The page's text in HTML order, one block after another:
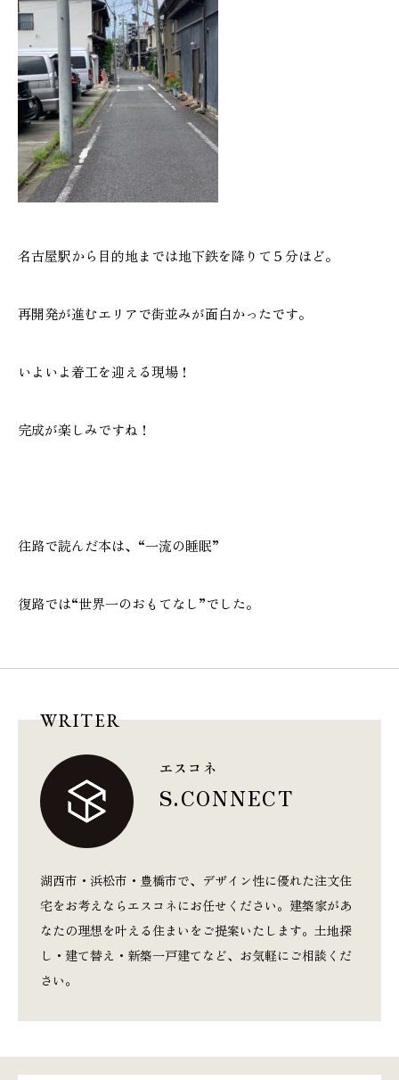
STAFF BLOG
スタッフブログ
COMPANY
会社情報
ACCESS MAP
アクセスマップ
本社
10:00〜19:00 水曜定休
名古屋駅から目的地までは地下鉄を降りて５分ほど。
再開発が進むエリアで街並みが面白かったです。
いよいよ着工を迎える現場！
完成が楽しみですね！
往路で読んだ本は、“一流の睡眠”
復路では“世界一のおもてなし”でした。
WRITER
エスコネ
S.CONNECT
湖西市・浜松市・豊橋市で、デザイン性に優れた注文住
宅をお考えならエスコネにお任せください。建築家があ
なたの理想を叶える住まいをご提案いたします。土地探
し・建て替え・新築一戸建てなど、お気軽にご相談くだ
さい。